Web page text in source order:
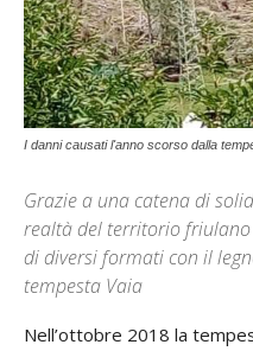
I danni causati l'anno scorso dalla
Grazie a una catena di
realtà del territorio
di diversi formati con il
tempesta Vaia
Nell’ottobre 2018 la